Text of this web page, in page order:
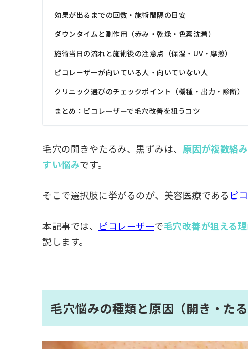
効果が出るまでの回数・施術間隔の目安
ダウンタイムと副作用（赤み・乾燥・色素沈着）
施術当日の流れと施術後の注意点（保湿・UV・摩擦）
ピコレーザーが向いている人・向いていない人
クリニック選びのチェックポイント（機種・出力・診断）
まとめ：ピコレーザーで毛穴改善を狙うコツ
毛穴の開きやたるみ、黒ずみは、 原因が複数絡
すい悩みです。
そこで選択肢に挙がるのが、美容医療である ピ
本記事では、 ピコレーザーで毛穴改善が狙える
説します。
毛穴悩みの種類と原因（開き・たる